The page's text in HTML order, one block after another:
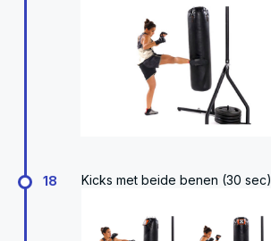
18 Kicks met beide benen (30 sec)